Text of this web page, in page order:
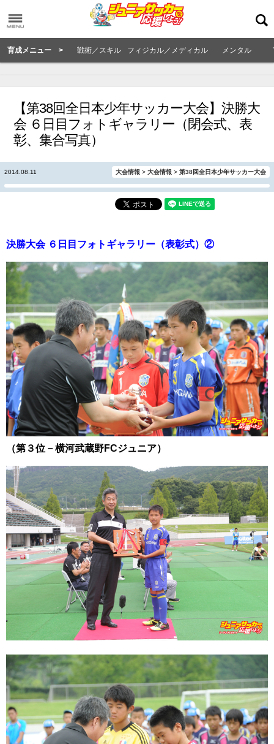
育成メニュー > 戦術／スキル フィジカル／メディカル メンタル
【第38回全日本少年サッカー大会】決勝大
会 ６日目フォトギャラリー（閉会式、表
彰、集合写真）
2014.08.11 大会情報 > 大会情報 > 第38回全日本少年サッカー大会
決勝大会 ６日目フォトギャラリー（表彰式）②
（第３位－横河武蔵野FCジュニア）